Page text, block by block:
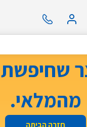
מהמלאי.
חזרה הביתה